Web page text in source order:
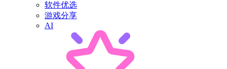
软件优选
游戏分享
AI